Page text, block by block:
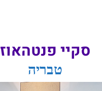
סקיי פנטהאוז
טבריה